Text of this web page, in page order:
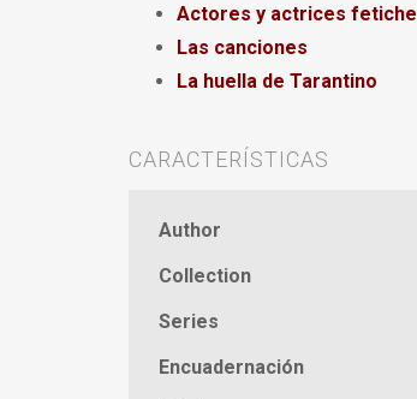
Actores y actrices fetiche
Las canciones
La huella de Tarantino
CARACTERÍSTICAS
Author
Collection
Series
Encuadernación